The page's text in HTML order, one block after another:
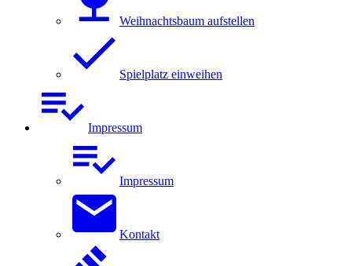
Weihnachtsbaum aufstellen
Spielplatz einweihen
Impressum
Impressum
Kontakt